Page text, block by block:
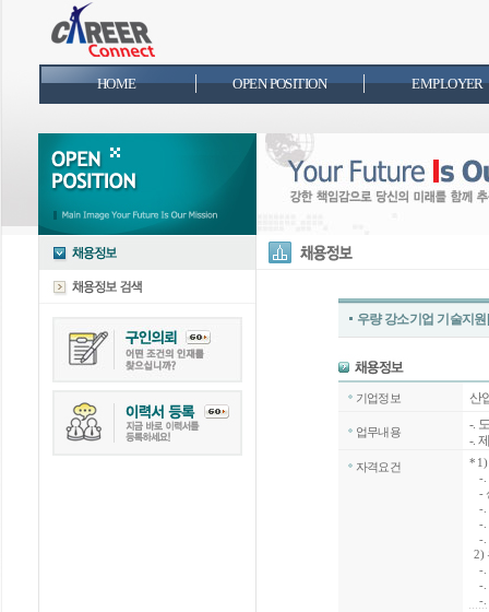
HOME OPEN POSITION EMPLOYER
우량 강소기업 기술지
기업정보 산
업무내용
-.
-.
자격요건 *
-.
-
-.
-.
-.
2)
-.
-.
-.